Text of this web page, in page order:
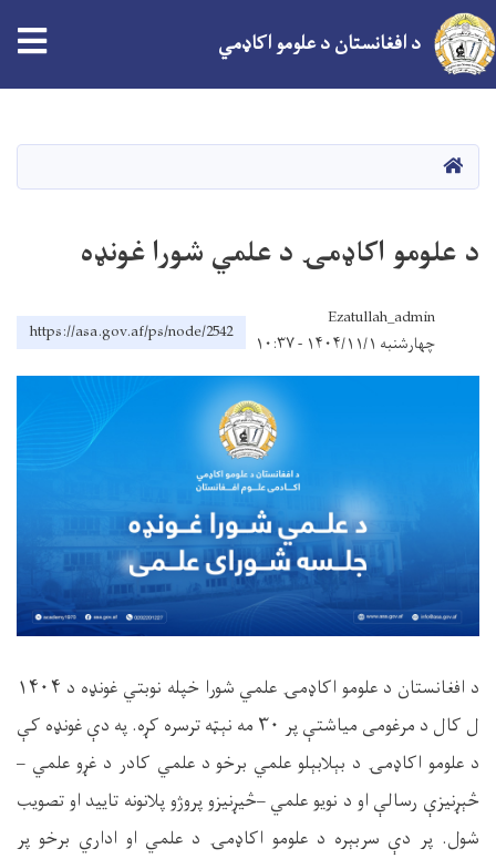
د افغانستان د علومو اکاډمي
کور
د علومو اکاډمۍ د علمي شورا غونډه
Ezatullah_admin
چهارشنبه ۱۴۰۴/۱۱/۱ - ۱۰:۳۷
https://asa.gov.af/ps/node/2542
د افغانستان د علومو اکاډمۍ علمي شورا خپله نوبتي غونډه د ۱۴۰۴
ل کال د مرغومی میاشتې پر ۳۰ مه نېټه ترسره کړه. په دې غونډه کې
د علومو اکاډمۍ د بېلابېلو علمي برخو د علمي کادر د غړو علمي –
څېړنيزې رسالې او د نویو علمي –څیړنیزو پروژو پلانونه تاييد او تصویب
شول. پر دې سربېره د علومو اکاډمۍ د علمي او اداري برخو پر